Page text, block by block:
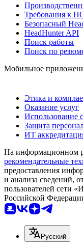
Требования к
Безопасный
HeadHunter API
Поиск работы
Поиск по
Мобильное
Этика и
Оказание услуг
Использование
Защита
ИТ
На информационном
рекомендательные
предоставления
и анализа сведений,
пользователей сети
Российской
Русский